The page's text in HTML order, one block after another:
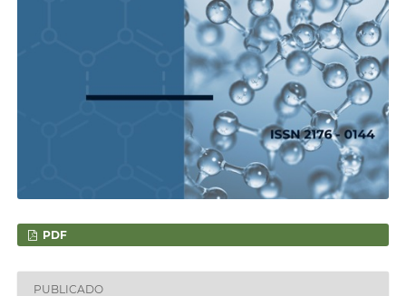
PDF
PUBLICADO